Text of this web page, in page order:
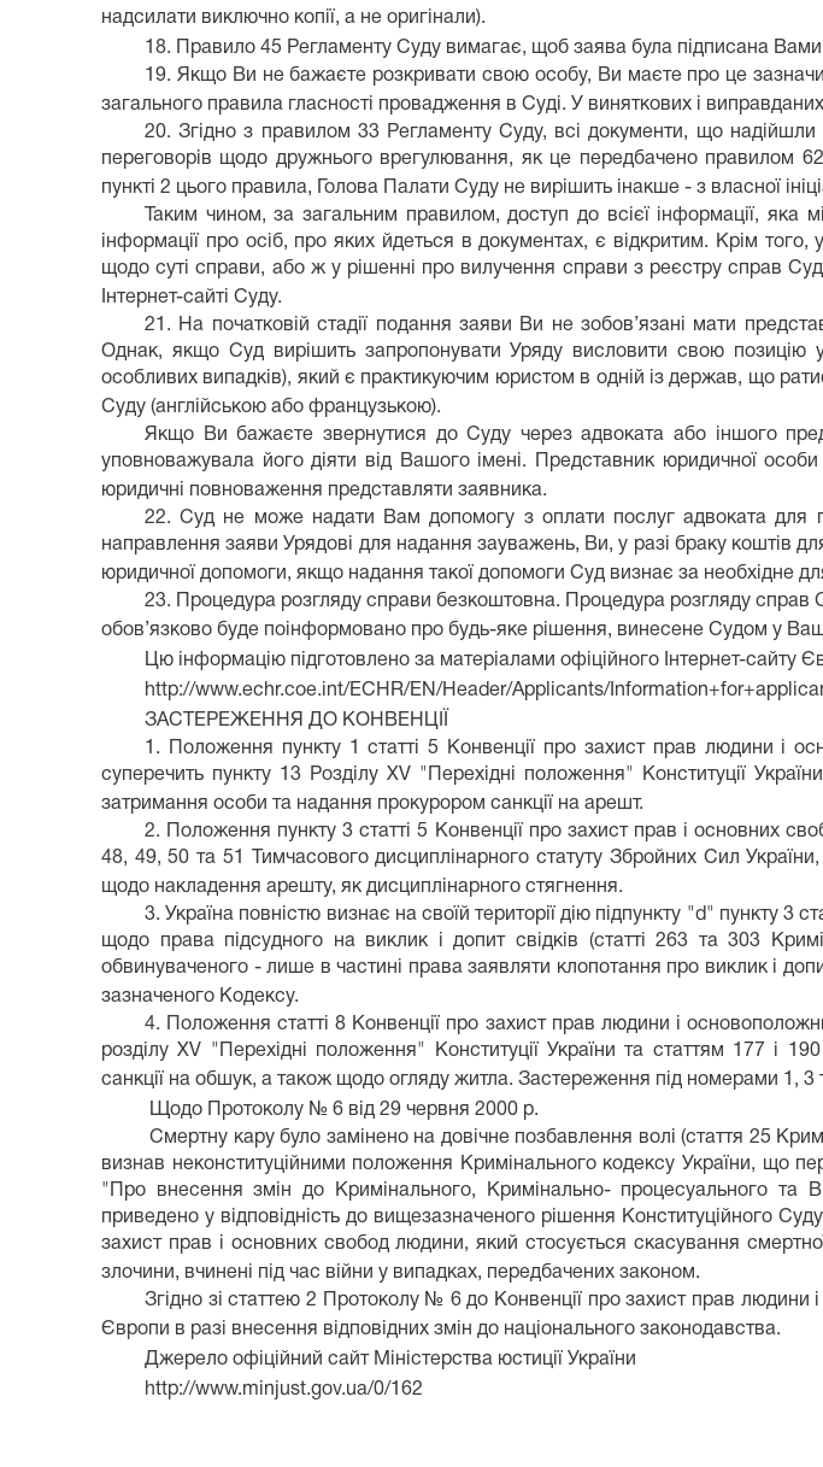
надсилати виключно копії, а не оригінали).
18. Правило 45 Регламенту Суду вимагає, щоб заява була підписана
19. Якщо Ви не бажаєте розкривати свою особу, Ви маєте про це
загального правила гласності провадження в Суді. У виняткових і
20. Згідно з правилом 33 Регламенту Суду, всі документи, що
переговорів щодо дружнього врегулювання, як це передбачено правилом
пункті 2 цього правила, Голова Палати Суду не вирішить інакше - з власної
Таким чином, за загальним правилом, доступ до всієї інформації,
інформації про осіб, про яких йдеться в документах, є відкритим. Крім
щодо суті справи, або ж у рішенні про вилучення справи з реєстру справ
Інтернет-сайті Суду.
21. На початковій стадії подання заяви Ви не зобов’язані мати
Однак, якщо Суд вирішить запропонувати Уряду висловити свою позицію
особливих випадків), який є практикуючим юристом в одній із держав, що
Суду (англійською або французькою).
Якщо Ви бажаєте звернутися до Суду через адвоката або іншого
уповноважувала його діяти від Вашого імені. Представник юридичної
юридичні повноваження представляти заявника.
22. Суд не може надати Вам допомогу з оплати послуг адвоката для
направлення заяви Урядові для надання зауважень, Ви, у разі браку коштів
юридичної допомоги, якщо надання такої допомоги Суд визнає за необхідне
23. Процедура розгляду справи безкоштовна. Процедура розгляду
обов’язково буде поінформовано про будь-яке рішення, винесене Судом у
Цю інформацію підготовлено за матеріалами офіційного Інтернет-сайту
http://www.echr.coe.int/ECHR/EN/Header/Applicants/
ЗАСТЕРЕЖЕННЯ ДО КОНВЕНЦІЇ
1. Положення пункту 1 статті 5 Конвенції про захист прав людини і
суперечить пункту 13 Розділу XV "Перехідні положення" Конституції
затримання особи та надання прокурором санкції на арешт.
2. Положення пункту 3 статті 5 Конвенції про захист прав і основних
48, 49, 50 та 51 Тимчасового дисциплінарного статуту Збройних Сил
щодо накладення арешту, як дисциплінарного стягнення.
3. Україна повністю визнає на своїй території дію підпункту "d" пункту
щодо права підсудного на виклик і допит свідків (статті 263 та 303
обвинуваченого - лише в частині права заявляти клопотання про виклик і
зазначеного Кодексу.
4. Положення статті 8 Конвенції про захист прав людини і
розділу XV "Перехідні положення" Конституції України та статтям 177 і
санкції на обшук, а також щодо огляду житла. Застереження під номерами 1, 3
Щодо Протоколу № 6 від 29 червня 2000 р.
Смертну кару було замінено на довічне позбавлення волі (стаття 25
визнав неконституційними положення Кримінального кодексу України, що
"Про внесення змін до Кримінального, Кримінально- процесуального та
приведено у відповідність до вищезазначеного рішення Конституційного
захист прав і основних свобод людини, який стосується скасування
злочини, вчинені під час війни у випадках, передбачених законом.
Згідно зі статтею 2 Протоколу № 6 до Конвенції про захист прав
Європи в разі внесення відповідних змін до національного законодавства.
Джерело офіційний сайт Міністерства юстиції України
http://www.minjust.gov.ua/0/162